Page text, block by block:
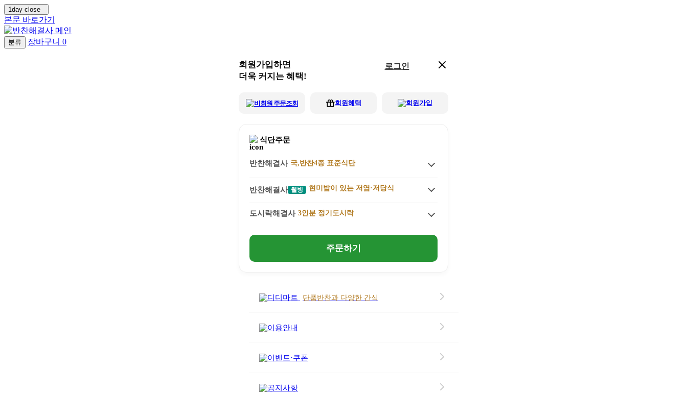
1day close
본문 바로가기
분류 장바구니 0
회원가입하면
더욱 커지는 혜택!
로그인
비회원 주문조회 회원혜택 회원가입
식단주문
반찬해결사 국,반찬4종 표준식단
상품소개
반찬해결사 웰빙 현미밥이 있는 저염·저당식
상품소개
도시락해결사 3인분 정기도시락
상품소개
주문하기
디디마트 단품반찬과 다양한 간식
이용안내
이벤트·쿠폰
공지사항